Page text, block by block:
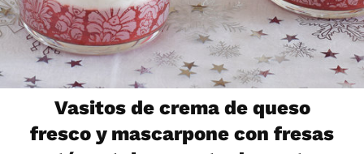
Vasitos de crema de queso
fresco y mascarpone con fresas